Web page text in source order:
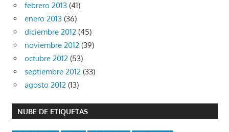
febrero 2013 (41)
enero 2013 (36)
diciembre 2012 (45)
noviembre 2012 (39)
octubre 2012 (53)
septiembre 2012 (33)
agosto 2012 (13)
NUBE DE ETIQUETAS